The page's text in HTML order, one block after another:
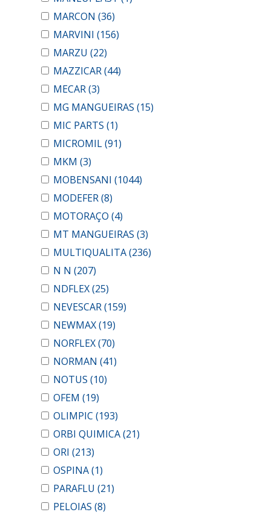
MARCON (36)
MARVINI (156)
MARZU (22)
MAZZICAR(44)
MECAR(3)
MG MANGUEIRAS (15)
MIC PARTS (1)
MICROMIL(91)
MKM (3)
MOBENSANI (1044)
MODEFER(8)
MOTORAÇO (4)
MT MANGUEIRAS (3)
MULTIQUALITA(236)
N N (207)
NDFLEX(25)
NEVESCAR(159)
NEWMAX(19)
NORFLEX(70)
NORMAN (41)
NOTUS (10)
OFEM (19)
OLIMPIC (193)
ORBI QUIMICA(21)
ORI (213)
OSPINA(1)
PARAFLU (21)
PELOIAS (8)